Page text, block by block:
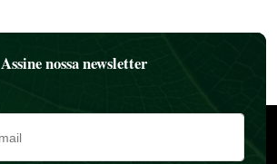
Assine nossa newsletter